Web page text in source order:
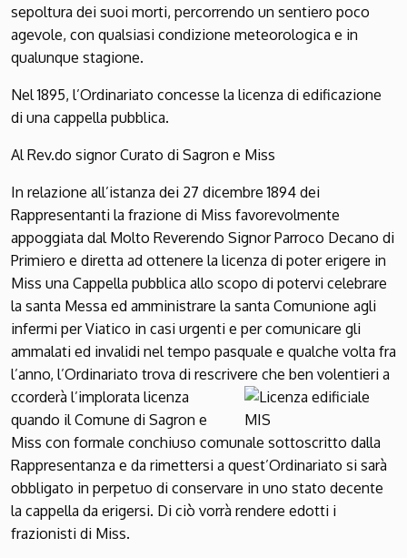
sepoltura dei suoi morti, percorrendo un sentiero poco
agevole, con qualsiasi condizione meteorologica e in
qualunque stagione.
Nel 1895, l’Ordinariato concesse la licenza di edificazione
di una cappella pubblica.
Al Rev.do signor Curato di Sagron e Miss
In relazione all’istanza dei 27 dicembre 1894 dei
Rappresentanti la frazione di Miss favorevolmente
appoggiata dal Molto Reverendo Signor Parroco Decano di
Primiero e diretta ad ottenere la licenza di poter erigere in
Miss una Cappella pubblica allo scopo di potervi celebrare
la santa Messa ed amministrare la santa Comunione agli
infermi per Viatico in casi urgenti e per comunicare gli
ammalati ed invalidi nel tempo pasquale e qualche volta fra
l’anno, l’Ordinariato trova di rescrivere che ben volentieri a
ccorderà l’implorata licenza
quando il Comune di Sagron e
Miss con formale conchiuso comunale sottoscritto dalla
Rappresentanza e da rimettersi a quest’Ordinariato si sarà
obbligato in perpetuo di conservare in uno stato decente
la cappella da erigersi. Di ciò vorrà rendere edotti i
frazionisti di Miss.